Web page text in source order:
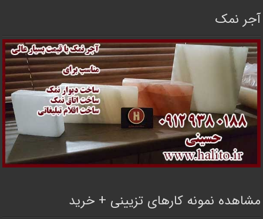
آجر نمک
مشاهده نمونه کارهای تزیینی + خرید